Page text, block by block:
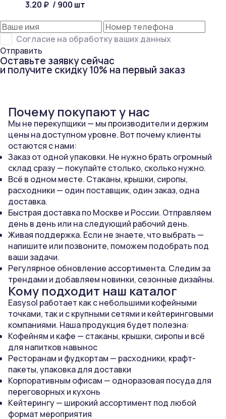
3.20 ₽ / 900 шт
Согласие на обработку ваших данных
Отправить
Оставьте заявку сейчас
и получите скидку 10% на первый заказ
Почему покупают у нас
Мы не перекупщики — мы производители и держим
цены на доступном уровне. Вот почему клиенты
остаются с нами:
Заказ от одной упаковки. Не нужно брать огромный
склад сразу — покупайте столько, сколько нужно.
Всё в одном месте. Стаканы, крышки, сиропы,
расходники — один поставщик, один заказ, одна
доставка.
Быстрая доставка по Москве и России. Отправляем
день в день или на следующий рабочий день.
Живая поддержка. Если не знаете, что выбрать —
напишите или позвоните, поможем подобрать под
ваши задачи.
Регулярное обновление ассортимента. Следим за
трендами и добавляем новинки, сезонные дизайны.
Кому подходит наш каталог
Easysol работает как с небольшими кофейными
точками, так и с крупными сетями и кейтеринговыми
компаниями. Наша продукция будет полезна:
Кофейням и кафе — стаканы, крышки, сиропы и всё
для напитков навынос
Ресторанам и фудкортам — расходники, крафт-
пакеты, упаковка для доставки
Корпоративным офисам — одноразовая посуда для
переговорных и кухонь
Кейтерингу — широкий ассортимент под любой
формат мероприятия